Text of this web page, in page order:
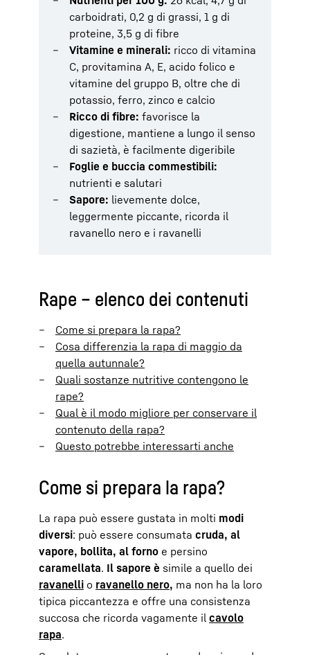
carboidrati, 0,2 g di grassi, 1 g di
proteine, 3,5 g di fibre
Vitamine e minerali: ricco di vitamina
C, provitamina A, E, acido folico e
vitamine del gruppo B, oltre che di
potassio, ferro, zinco e calcio
Ricco di fibre: favorisce la
digestione, mantiene a lungo il senso
di sazietà, è facilmente digeribile
Foglie e buccia commestibili:
nutrienti e salutari
Sapore: lievemente dolce,
leggermente piccante, ricorda il
ravanello nero e i ravanelli
Rape – elenco dei contenuti
Come si prepara la rapa?
Cosa differenzia la rapa di maggio da
quella autunnale?
Quali sostanze nutritive contengono le
rape?
Qual è il modo migliore per conservare il
contenuto della rapa?
Questo potrebbe interessarti anche
Come si prepara la rapa?
La rapa può essere gustata in molti modi
diversi: può essere consumata cruda, al
vapore, bollita, al forno e persino
caramellata. Il sapore è simile a quello dei
ravanelli o ravanello nero, ma non ha la loro
tipica piccantezza e offre una consistenza
succosa che ricorda vagamente il cavolo
rapa.